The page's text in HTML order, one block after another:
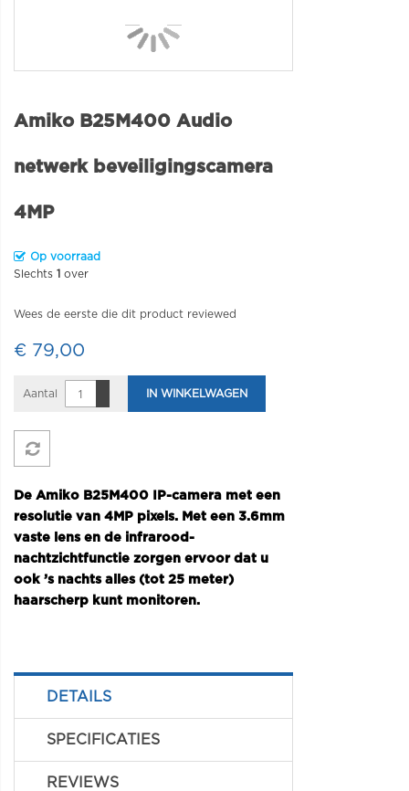
Amiko B25M400 Audio
netwerk beveiligingscamera
4MP
Op voorraad
Slechts 1 over
Wees de eerste die dit product reviewed
€ 79,00
Aantal IN WINKELWAGEN
De Amiko B25M400 IP-camera met een
resolutie van 4MP pixels. Met een 3.6mm
vaste lens en de infrarood-
nachtzichtfunctie zorgen ervoor dat u
ook ’s nachts alles (tot 25 meter)
haarscherp kunt monitoren.
DETAILS
SPECIFICATIES
REVIEWS